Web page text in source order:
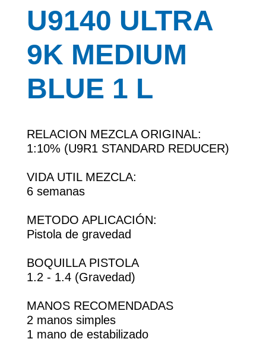
U9140 ULTRA
9K MEDIUM
BLUE 1 L
RELACION MEZCLA ORIGINAL:
1:10% (U9R1 STANDARD REDUCER)
VIDA UTIL MEZCLA:
6 semanas
METODO APLICACIÓN:
Pistola de gravedad
BOQUILLA PISTOLA
1.2 - 1.4 (Gravedad)
MANOS RECOMENDADAS
2 manos simples
1 mano de estabilizado